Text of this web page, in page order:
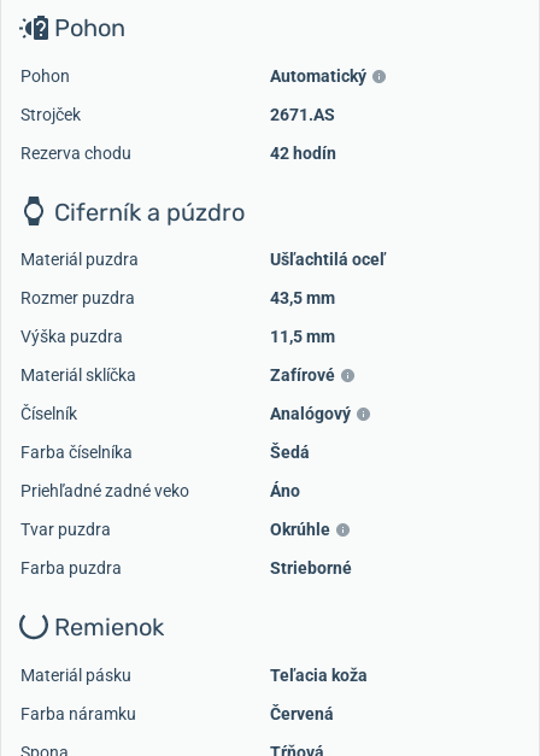
Pohon
Pohon
Automatický
Strojček
2671.AS
Rezerva chodu
42 hodín
Ciferník a púzdro
Materiál puzdra
Ušľachtilá oceľ
Rozmer puzdra
43,5 mm
Výška puzdra
11,5 mm
Materiál sklíčka
Zafírové
Číselník
Analógový
Farba číselníka
Šedá
Priehľadné zadné veko
Áno
Tvar puzdra
Okrúhle
Farba puzdra
Strieborné
Remienok
Materiál pásku
Teľacia koža
Farba náramku
Červená